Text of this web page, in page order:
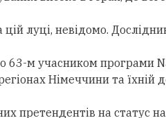
цій луці, невідомо.
63-м учасником програми
Німеччини та
претендентів на статус